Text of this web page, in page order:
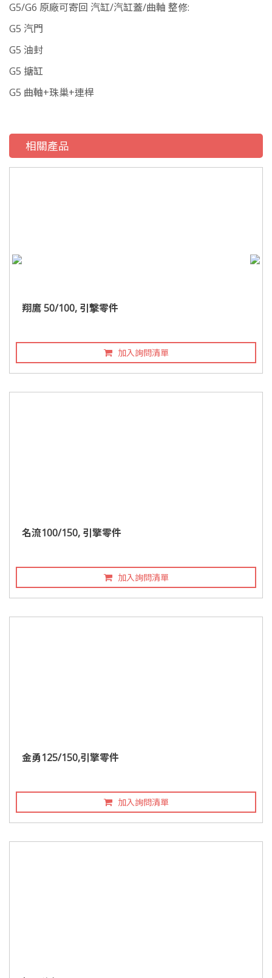
G5/G6 原廠可寄回 汽缸/汽缸蓋/曲軸 整修:
G5 汽門
G5 油封
G5 搪缸
G5 曲軸+珠巢+連桿
相關產品
翔鷹 50/100, 引撃零件
加入詢問清單
名流100/150, 引擎零件
加入詢問清單
金勇125/150,引擎零件
加入詢問清單